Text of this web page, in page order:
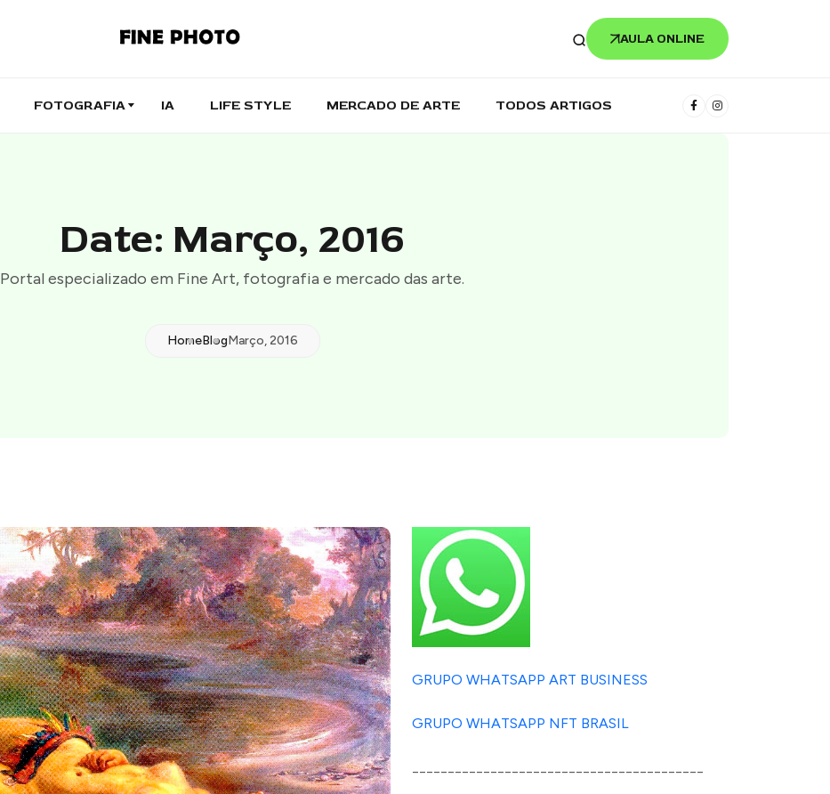
AULA ONLINE
FOTOGRAFIA IA LIFE STYLE MERCADO DE ARTE TODOS ARTIGOS
Date: Março, 2016
Portal especializado em Fine Art, fotografia e mercado das arte.
HomeBlogMarço, 2016
GRUPO WHATSAPP ART BUSINESS
GRUPO WHATSAPP NFT BRASIL